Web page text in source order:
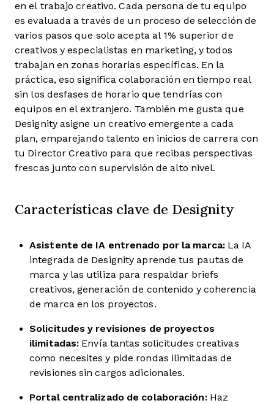
en el trabajo creativo. Cada persona de tu equipo
es evaluada a través de un proceso de selección de
varios pasos que solo acepta al 1% superior de
creativos y especialistas en marketing, y todos
trabajan en zonas horarias específicas. En la
práctica, eso significa colaboración en tiempo real
sin los desfases de horario que tendrías con
equipos en el extranjero. También me gusta que
Designity asigne un creativo emergente a cada
plan, emparejando talento en inicios de carrera con
tu Director Creativo para que recibas perspectivas
frescas junto con supervisión de alto nivel.
Características clave de Designity
Asistente de IA entrenado por la marca:La IA
integrada de Designity aprende tus pautas de
marca y las utiliza para respaldar briefs
creativos, generación de contenido y coherencia
de marca en los proyectos.
Solicitudes y revisiones de proyectos
ilimitadas: Envía tantas solicitudes creativas
como necesites y pide rondas ilimitadas de
revisiones sin cargos adicionales.
Portal centralizado de colaboración:Haz